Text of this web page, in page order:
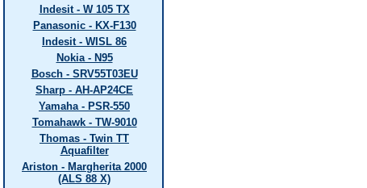
Indesit - W 105 TX
Panasonic - KX-F130
Indesit - WISL 86
Nokia - N95
Bosch - SRV55T03EU
Sharp - AH-AP24CE
Yamaha - PSR-550
Tomahawk - TW-9010
Thomas - Twin TT
Aquafilter
Ariston - Margherita 2000
(ALS 88 X)